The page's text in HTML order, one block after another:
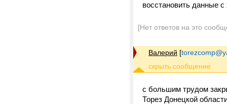
восстановить данные
[Нет ответов на это
Валерий [
с большим трудом
Торез Донецкой